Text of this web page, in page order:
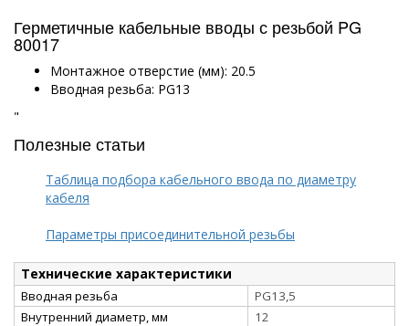
Герметичные кабельные вводы с резьбой PG
80017
Монтажное отверстие (мм): 20.5
Вводная резьба: PG13
"
Полезные статьи
Таблица подбора кабельного ввода по диаметру
кабеля
Параметры присоединительной резьбы
Технические характеристики
Вводная резьба
PG13,5
Внутренний диаметр, мм
12